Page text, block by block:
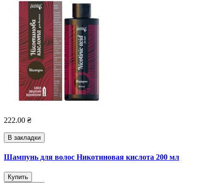
222.00 ₴
В закладки
Шампунь для волос Никотиновая кислота 200 мл
Купить